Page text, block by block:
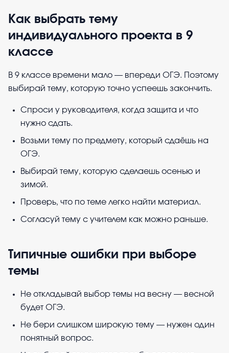
Как выбрать тему
индивидуального проекта в 9
классе
В 9 классе времени мало — впереди ОГЭ. Поэтому
выбирай тему, которую точно успеешь закончить.
Спроси у руководителя, когда защита и что
нужно сдать.
Возьми тему по предмету, который сдаёшь на
ОГЭ.
Выбирай тему, которую сделаешь осенью и
зимой.
Проверь, что по теме легко найти материал.
Согласуй тему с учителем как можно раньше.
Типичные ошибки при выборе
темы
Не откладывай выбор темы на весну — весной
будет ОГЭ.
Не бери слишком широкую тему — нужен один
понятный вопрос.